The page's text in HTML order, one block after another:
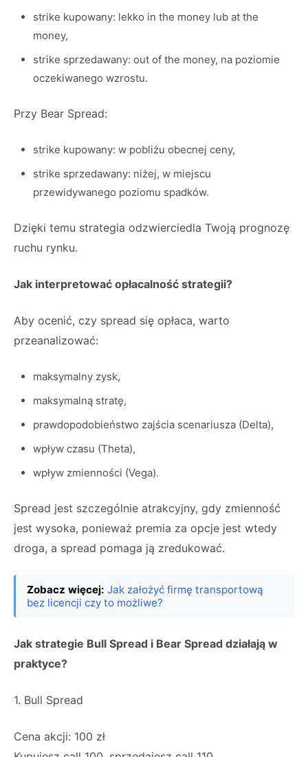
strike kupowany: lekko in the money lub at the
money,
strike sprzedawany: out of the money, na poziomie
oczekiwanego wzrostu.
Przy Bear Spread:
strike kupowany: w pobliżu obecnej ceny,
strike sprzedawany: niżej, w miejscu
przewidywanego poziomu spadków.
Dzięki temu strategia odzwierciedla Twoją prognozę
ruchu rynku.
Jak interpretować opłacalność strategii?
Aby ocenić, czy spread się opłaca, warto
przeanalizować:
maksymalny zysk,
maksymalną stratę,
prawdopodobieństwo zajścia scenariusza (Delta),
wpływ czasu (Theta),
wpływ zmienności (Vega).
Spread jest szczególnie atrakcyjny, gdy zmienność
jest wysoka, ponieważ premia za opcje jest wtedy
droga, a spread pomaga ją zredukować.
Zobacz więcej: Jak założyć firmę transportową
bez licencji czy to możliwe?
Jak strategie Bull Spread i Bear Spread działają w
praktyce?
1. Bull Spread
Cena akcji: 100 zł